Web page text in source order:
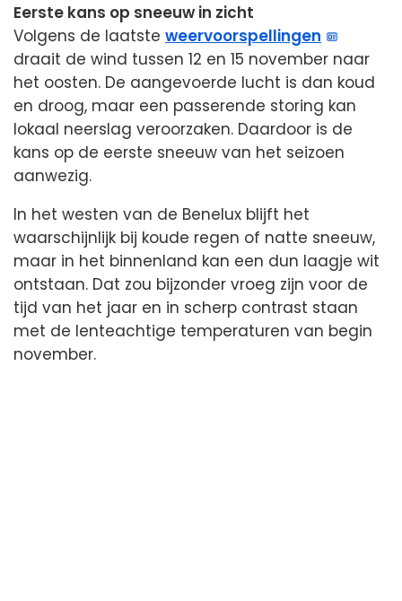
Eerste kans op sneeuw in zicht
Volgens de laatste weervoorspellingen
draait de wind tussen 12 en 15 november naar
het oosten. De aangevoerde lucht is dan koud
en droog, maar een passerende storing kan
lokaal neerslag veroorzaken. Daardoor is de
kans op de eerste sneeuw van het seizoen
aanwezig.
In het westen van de Benelux blijft het
waarschijnlijk bij koude regen of natte sneeuw,
maar in het binnenland kan een dun laagje wit
ontstaan. Dat zou bijzonder vroeg zijn voor de
tijd van het jaar en in scherp contrast staan
met de lenteachtige temperaturen van begin
november.